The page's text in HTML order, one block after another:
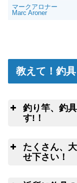
マークアロナー
Marc Aroner
教えて！釣
釣り竿、釣
す!！
りクロネコヤ
ービス
たくさん、
せ下さい！